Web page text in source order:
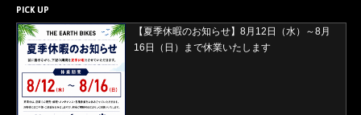
PICK UP
【2026年8月29日(土)・30日(日)開催】ORBEA
試乗会＆バレイワークス買取イベント開催